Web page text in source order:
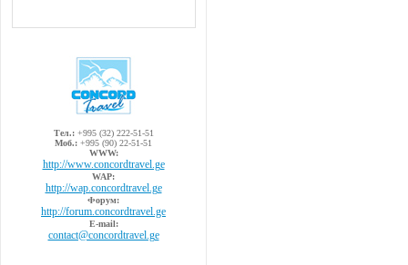
Тел.:+995 (32) 222-51-51
Моб.: +995 (90) 22-51-51
WWW:
http://www.concordtravel.ge
WAP:
http://wap.concordtravel.ge
Форум:
http://forum.concordtravel.ge
E-mail:
contact@concordtravel.ge